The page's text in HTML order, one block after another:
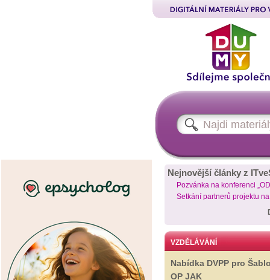
Nejnovější články z
Pozvánka na konferenci
Setkání partnerů projektu
VZDĚLÁVÁNÍ
Nabídka DVPP pro
OP JAK